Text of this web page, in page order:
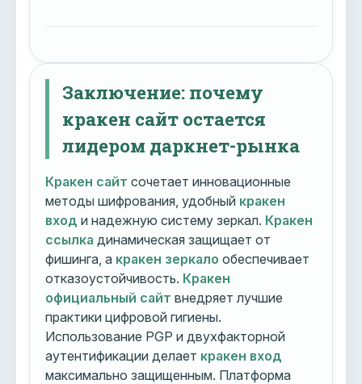
Заключение: почему
кракен сайт остается
лидером даркнет-рынка
Кракен сайт сочетает инновационные
методы шифрования, удобный кракен
вход и надежную систему зеркал. Кракен
ссылка динамическая защищает от
фишинга, а кракен зеркало обеспечивает
отказоустойчивость. Кракен
официальный сайт внедряет лучшие
практики цифровой гигиены.
Использование PGP и двухфакторной
аутентификации делает кракен вход
максимально защищенным. Платформа